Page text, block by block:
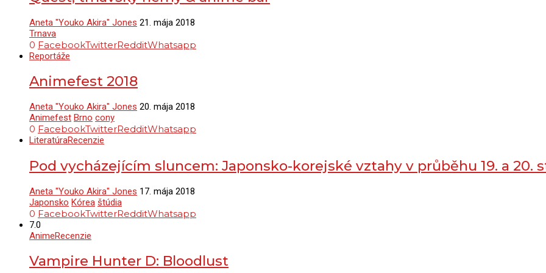
Aneta "Youko Akira" Jones 21. mája 2018
Trnava
0 FacebookTwitterRedditWhatsapp
Reportáže
Animefest 2018
Aneta "Youko Akira" Jones 20. mája 2018
Animefest Brno cony
0 FacebookTwitterRedditWhatsapp
LiteratúraRecenzie
Pod vycházejícím sluncem: Japonsko-korejské vztahy v průběhu 19. a 20.
Aneta "Youko Akira" Jones 17. mája 2018
Japonsko Kórea štúdia
0 FacebookTwitterRedditWhatsapp
7.0
AnimeRecenzie
Vampire Hunter D: Bloodlust